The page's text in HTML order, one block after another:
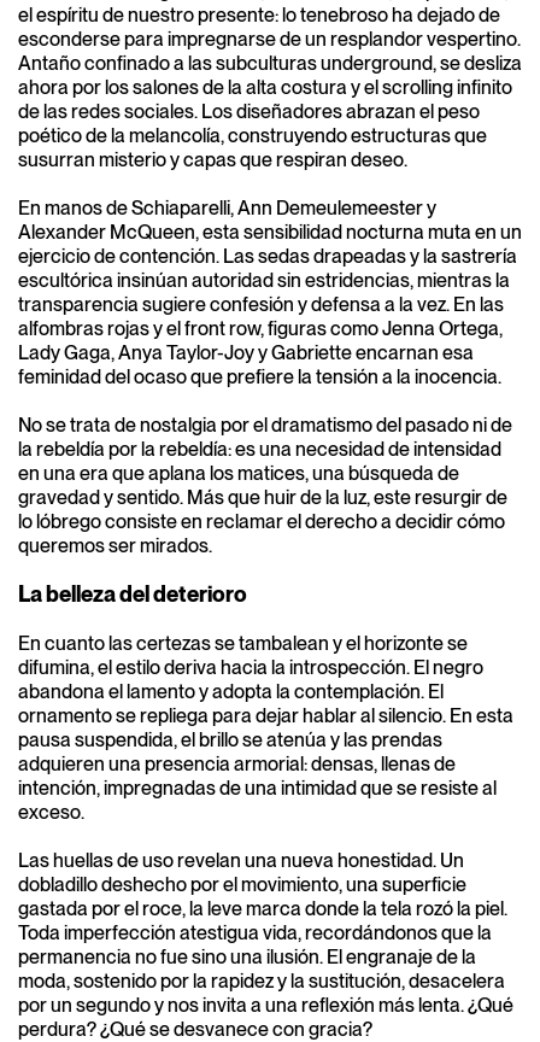
el espíritu de nuestro presente: lo tenebroso ha dejado de
esconderse para impregnarse de un resplandor vespertino.
Antaño confinado a las subculturas underground, se desliza
ahora por los salones de la alta costura y el scrolling infinito
de las redes sociales. Los diseñadores abrazan el peso
poético de la melancolía, construyendo estructuras que
susurran misterio y capas que respiran deseo.
En manos de Schiaparelli, Ann Demeulemeester y
Alexander McQueen, esta sensibilidad nocturna muta en un
ejercicio de contención. Las sedas drapeadas y la sastrería
escultórica insinúan autoridad sin estridencias, mientras la
transparencia sugiere confesión y defensa a la vez. En las
alfombras rojas y el front row, figuras como Jenna Ortega,
Lady Gaga, Anya Taylor-Joy y Gabriette encarnan esa
feminidad del ocaso que prefiere la tensión a la inocencia.
No se trata de nostalgia por el dramatismo del pasado ni de
la rebeldía por la rebeldía: es una necesidad de intensidad
en una era que aplana los matices, una búsqueda de
gravedad y sentido. Más que huir de la luz, este resurgir de
lo lóbrego consiste en reclamar el derecho a decidir cómo
queremos ser mirados.
La belleza del deterioro
En cuanto las certezas se tambalean y el horizonte se
difumina, el estilo deriva hacia la introspección. El negro
abandona el lamento y adopta la contemplación. El
ornamento se repliega para dejar hablar al silencio. En esta
pausa suspendida, el brillo se atenúa y las prendas
adquieren una presencia armorial: densas, llenas de
intención, impregnadas de una intimidad que se resiste al
exceso.
Las huellas de uso revelan una nueva honestidad. Un
dobladillo deshecho por el movimiento, una superficie
gastada por el roce, la leve marca donde la tela rozó la piel.
Toda imperfección atestigua vida, recordándonos que la
permanencia no fue sino una ilusión. El engranaje de la
moda, sostenido por la rapidez y la sustitución, desacelera
por un segundo y nos invita a una reflexión más lenta. ¿Qué
perdura? ¿Qué se desvanece con gracia?